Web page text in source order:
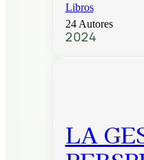
Libros
24 Autores
2024
LA